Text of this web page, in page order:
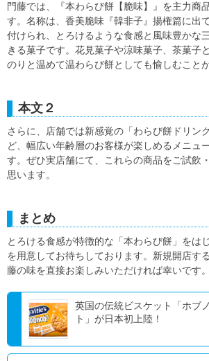
門藤では、『本わらび餅【脆味】』を主力商
す。名称は、香美脆味『韓非子』揚権篇に出
付けられ、とろけるような食感と風味豊かな
きる菓子です。花見菓子や涼味菓子、茶菓子
のりと温めて温わらび餅としても愉しむこと
本文２
さらに、店舗では新感覚の「わらび餅ドリン
ど、幅広い年齢層のお客様が楽しめるメニュ
す。ぜひ実店舗にて、これらの商品をご試飲
思います。
まとめ
とろける食感が特徴的な「本わらび餅」をは
を用意してお待ちしております。新規開店す
藤の味を直接お楽しみいただければ幸いです。
英国の伝統ビスケット「ホブ
ト」が日本初上陸！